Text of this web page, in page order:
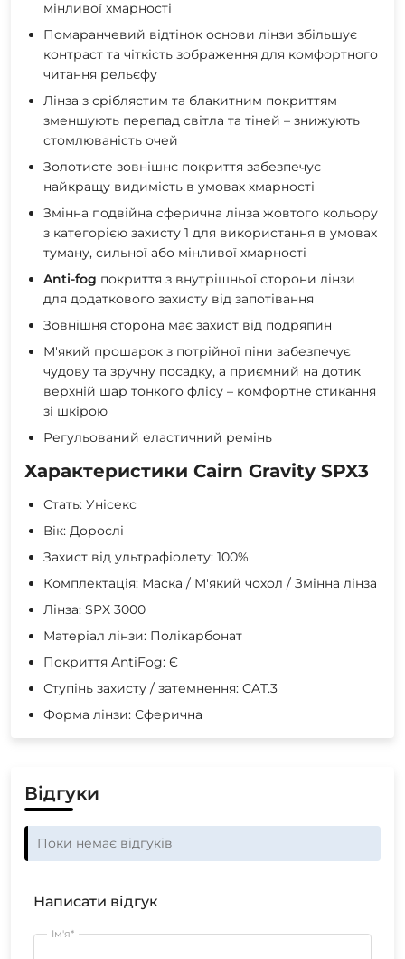
мінливої ​​хмарності
Помаранчевий відтінок основи лінзи збільшує
контраст та чіткість зображення для комфортного
читання рельєфу
Лінза з сріблястим та блакитним покриттям
зменшують перепад світла та тіней – знижують
стомлюваність очей
Золотисте зовнішнє покриття забезпечує
найкращу видимість в умовах хмарності
Змінна подвійна сферична лінза жовтого кольору
з категорією захисту 1 для використання в умовах
туману, сильної або мінливої ​​хмарності
Anti-fog покриття з внутрішньої сторони лінзи
для додаткового захисту від запотівання
Зовнішня сторона має захист від подряпин
М'який прошарок з потрійної піни забезпечує
чудову та зручну посадку, а приємний на дотик
верхній шар тонкого флісу – комфортне стикання
зі шкірою
Регульований еластичний ремінь
Характеристики Cairn Gravity SPX3
Стать: Унісекс
Вік: Дорослі
Захист від ультрафіолету: 100%
Комплектація: Маска / М'який чохол / Змінна лінза
Лінза: SPX 3000
Матеріал лінзи: Полікарбонат
Покриття AntiFog: Є
Ступінь захисту / затемнення: CAT.3
Форма лінзи: Сферична
Відгуки
Поки немає відгуків
Написати відгук
Ім'я*